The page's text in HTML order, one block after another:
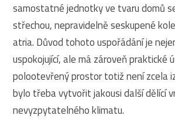
samostatné jednotky ve tvaru domů
střechou, nepravidelně seskupené
atria. Důvod tohoto uspořádání je
uspokojující, ale má zároveň praktické
polootevřený prostor totiž není zcela
bylo třeba vytvořit jakousi další dělící
nevyzpytatelného klimatu.